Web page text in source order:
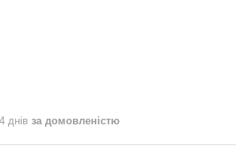
днів за домовленістю